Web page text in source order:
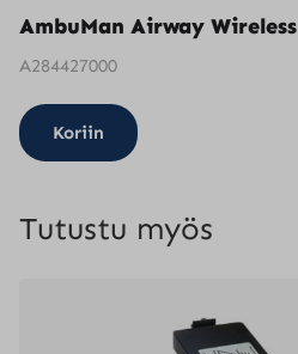
AmbuMan Airway Wireless
A284427000
Koriin
Tutustu myös